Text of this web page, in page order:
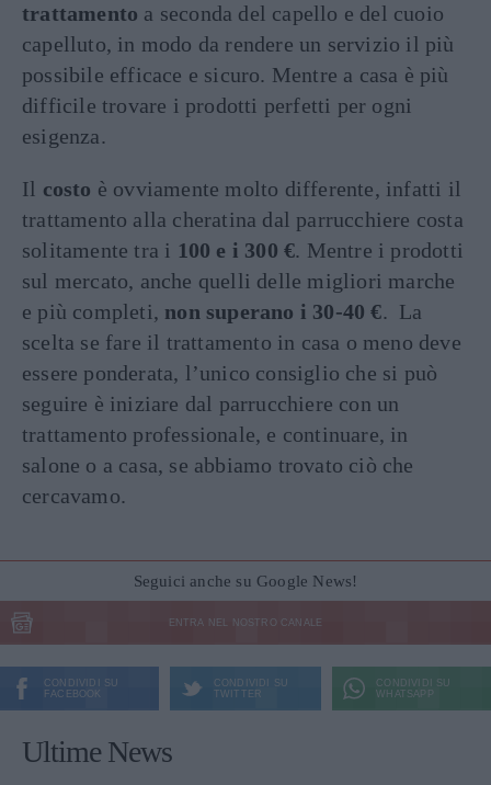
trattamento a seconda del capello e del cuoio
capelluto, in modo da rendere un servizio il più
possibile efficace e sicuro. Mentre a casa è più
difficile trovare i prodotti perfetti per ogni
esigenza.
Il costo è ovviamente molto differente, infatti il
trattamento alla cheratina dal parrucchiere costa
solitamente tra i 100 e i 300 €. Mentre i prodotti
sul mercato, anche quelli delle migliori marche
e più completi, non superano i 30-40 €. La
scelta se fare il trattamento in casa o meno deve
essere ponderata, l’unico consiglio che si può
seguire è iniziare dal parrucchiere con un
trattamento professionale, e continuare, in
salone o a casa, se abbiamo trovato ciò che
cercavamo.
Seguici anche su Google News!
ENTRA NEL NOSTRO CANALE
CONDIVIDI SU
FACEBOOK
CONDIVIDI SU
TWITTER
CONDIVIDI SU
WHATSAPP
Ultime News